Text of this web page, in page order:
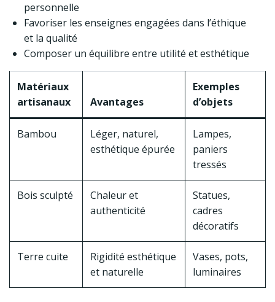
personnelle
Favoriser les enseignes engagées dans l’éthique
et la qualité
Composer un équilibre entre utilité et esthétique
Matériaux
artisanaux
Avantages
Exemples
d’objets
Bambou
Léger, naturel,
esthétique épurée
Lampes,
paniers
tressés
Bois sculpté
Chaleur et
authenticité
Statues,
cadres
décoratifs
Terre cuite
Rigidité esthétique
et naturelle
Vases, pots,
luminaires